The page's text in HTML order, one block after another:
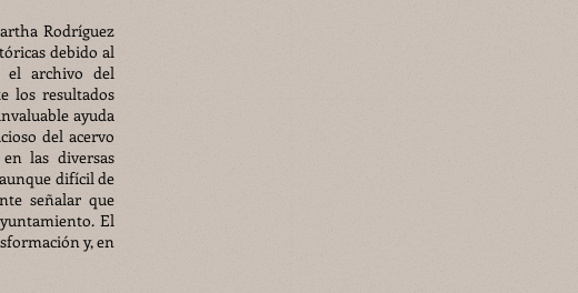
Rodríguez
debido al
el archivo del
los resultados
ayuda
del acervo
las diversas
difícil de
señalar que
El
y, en